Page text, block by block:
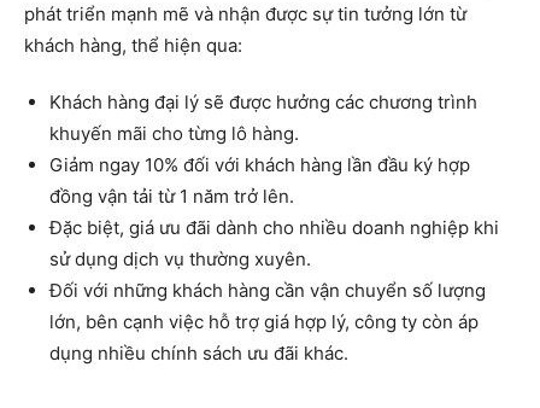
phát triển mạnh mẽ và nhận được sự tin tưởng lớn từ
khách hàng, thể hiện qua:
Khách hàng đại lý sẽ được hưởng các chương trình
khuyến mãi cho từng lô hàng.
Giảm ngay 10% đối với khách hàng lần đầu ký hợp
đồng vận tải từ 1 năm trở lên.
Đặc biệt, giá ưu đãi dành cho nhiều doanh nghiệp khi
sử dụng dịch vụ thường xuyên.
Đối với những khách hàng cần vận chuyển số lượng
lớn, bên cạnh việc hỗ trợ giá hợp lý, công ty còn áp
dụng nhiều chính sách ưu đãi khác.